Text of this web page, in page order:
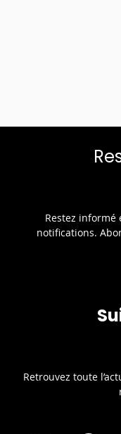
Restez informé
notifications.
Retrouvez toute